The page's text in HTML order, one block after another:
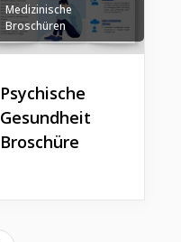
Medizinische
Broschüren
Psychische
Gesundheit
Broschüre